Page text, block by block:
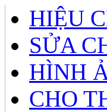
HIỆU
SỬA
HÌNH
CHO